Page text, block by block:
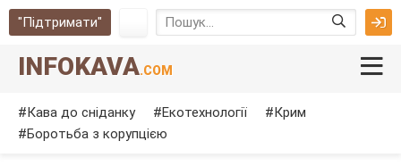
"Підтримати"
INFOKAVA.COM
Кава до сніданку Екотехнології
Крим
Боротьба з корупцією